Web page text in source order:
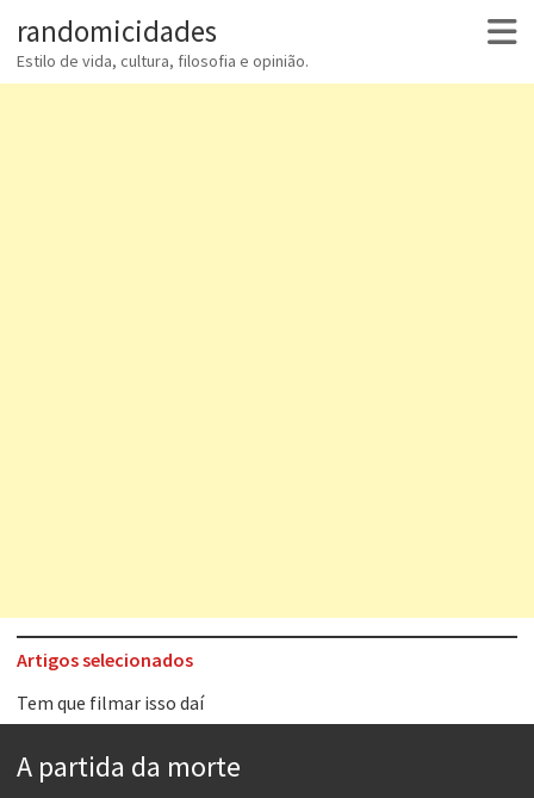
randomicidades
Estilo de vida, cultura, filosofia e opinião.
Artigos selecionados
Tem que filmar isso daí
Aprender a fracassar é o segredo do sucesso
A partida da morte